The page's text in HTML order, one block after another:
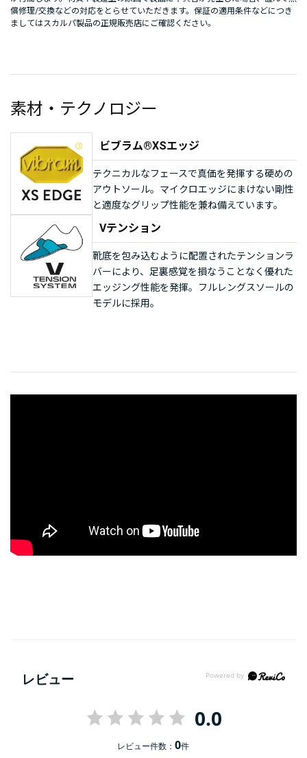
償修理/交換などの対応をとらせていただきます。保証の適用条件などにつき
ましてはスカルパ製品の正規販売店にご確認ください。
素材・テクノロジー
ビブラム®XSエッジ
テクニカルなフェースで真価を発揮する硬めの
アウトソール。マイクロエッジにまけない剛性
と適度なグリップ性能を兼ね備えています。
Vテンション
靴底を包み込むように配置されたテンションラ
バーにより、足裏感覚を損なうことなく優れた
エッジング性能を発揮。フルレングスソールの
モデルに採用。
レビュー
0.0
レビュー件数：0件